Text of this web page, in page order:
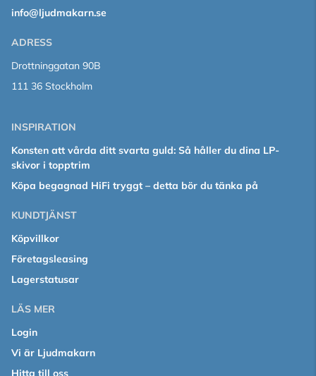
info@ljudmakarn.se
ADRESS
Drottninggatan 90B
111 36 Stockholm
INSPIRATION
Konsten att vårda ditt svarta guld: Så håller du dina LP-
skivor i topptrim
Köpa begagnad HiFi tryggt – detta bör du tänka på
KUNDTJÄNST
Köpvillkor
Företagsleasing
Lagerstatusar
LÄS MER
Login
Vi är Ljudmakarn